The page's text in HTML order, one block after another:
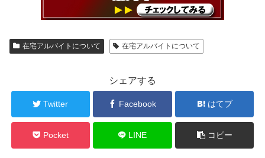
在宅アルバイトについて 在宅アルバイトについて
シェアする
Twitter Facebook はてブ
Pocket LINE コピー